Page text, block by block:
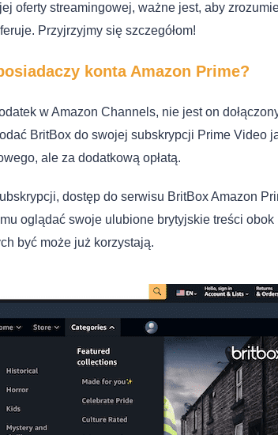
oferty streamingowej, ważne jest, aby
Przyjrzyjmy się szczegółom!
konta Amazon Prime?
w Amazon Channels, nie jest on
BritBox do swojej subskrypcji Prime Video
ale za dodatkową opłatą.
dostęp do serwisu BritBox Amazon
oglądać swoje ulubione brytyjskie treści obok
być może już korzystają.